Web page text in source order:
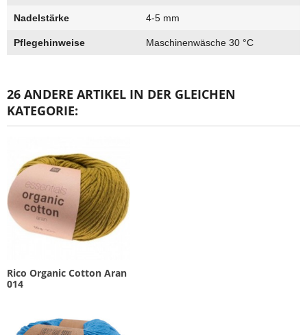
Nadelstärke 4-5 mm
Pflegehinweise Maschinenwäsche 30 °C
26 ANDERE ARTIKEL IN DER GLEICHEN
KATEGORIE:
Rico Organic Cotton Aran
014